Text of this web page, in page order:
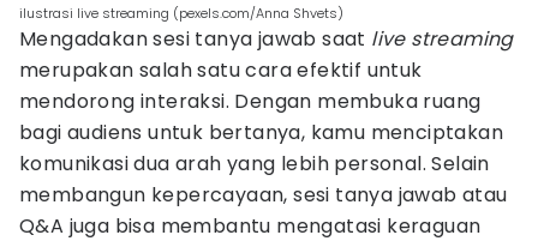
ilustrasi live streaming (pexels.com/Anna Shvets)
Mengadakan sesi tanya jawab saat live streaming
merupakan salah satu cara efektif untuk
mendorong interaksi. Dengan membuka ruang
bagi audiens untuk bertanya, kamu menciptakan
komunikasi dua arah yang lebih personal. Selain
membangun kepercayaan, sesi tanya jawab atau
Q&A juga bisa membantu mengatasi keraguan